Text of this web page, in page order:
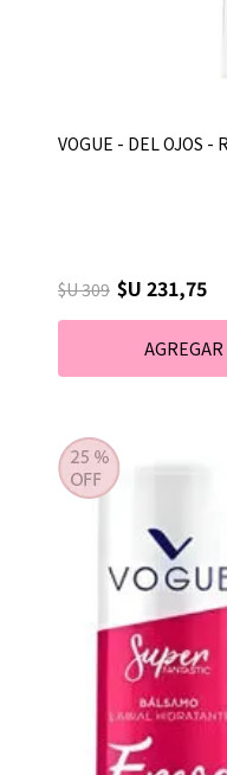
VOGUE - DEL OJOS -
$U 309 $U 231,75